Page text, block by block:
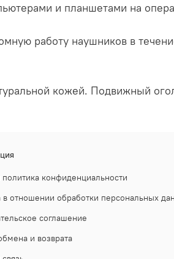
и планшетами на
работу наушников в
кожей. Подвижный
конфиденциальности
в отношении обработки персональных
соглашение
и возврата